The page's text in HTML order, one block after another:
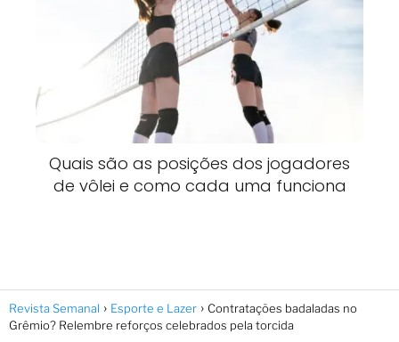
Quais são as posições dos jogadores
de vôlei e como cada uma funciona
Revista Semanal Esporte e Lazer
Contratações badaladas no
Grêmio? Relembre reforços celebrados pela torcida